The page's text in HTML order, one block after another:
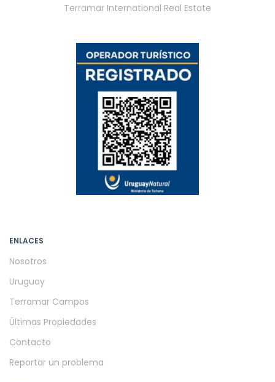
Terramar International Real Estate
ENLACES
Nosotros
Uruguay
Terramar Campos
Últimas Propiedades
Contacto
Reportar un problema